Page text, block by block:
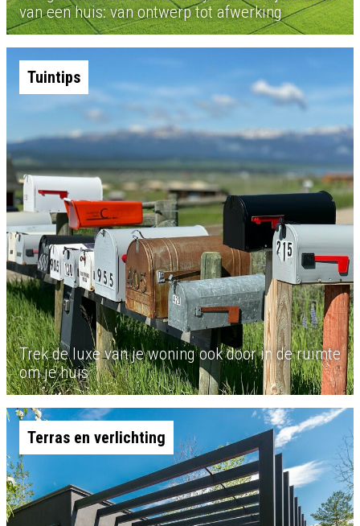
van een huis: van ontwerp tot afwerking
Tuintips
Trek de luxe van je woning ook door in de ruimte
om je huis
Terras en verlichting